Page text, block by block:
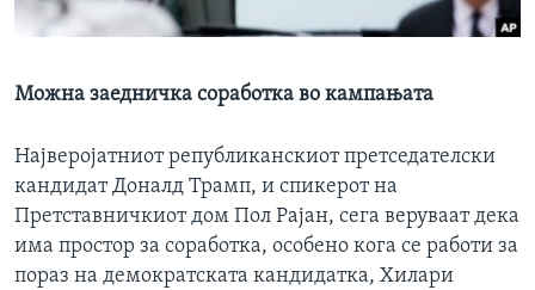
ИНТЕРВЈУА
Можна заедничка соработка во кампањата
Најверојатниот републиканскиот претседателски
кандидат Доналд Трамп, и спикерот на
Претставничкиот дом Пол Рајан, сега веруваат дека
има простор за соработка, особено кога се работи за
пораз на демократската кандидатка, Хилари